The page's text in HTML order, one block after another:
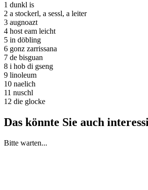
1 dunkl is
2 a stockerl, a sessl, a leiter
3 augnoazt
4 host eam leicht
5 in döbling
6 gonz zarrissana
7 de bisguan
8 i hob di gseng
9 linoleum
10 naelich
11 nuschl
12 die glocke
Das könnte Sie auch
Bitte warten...